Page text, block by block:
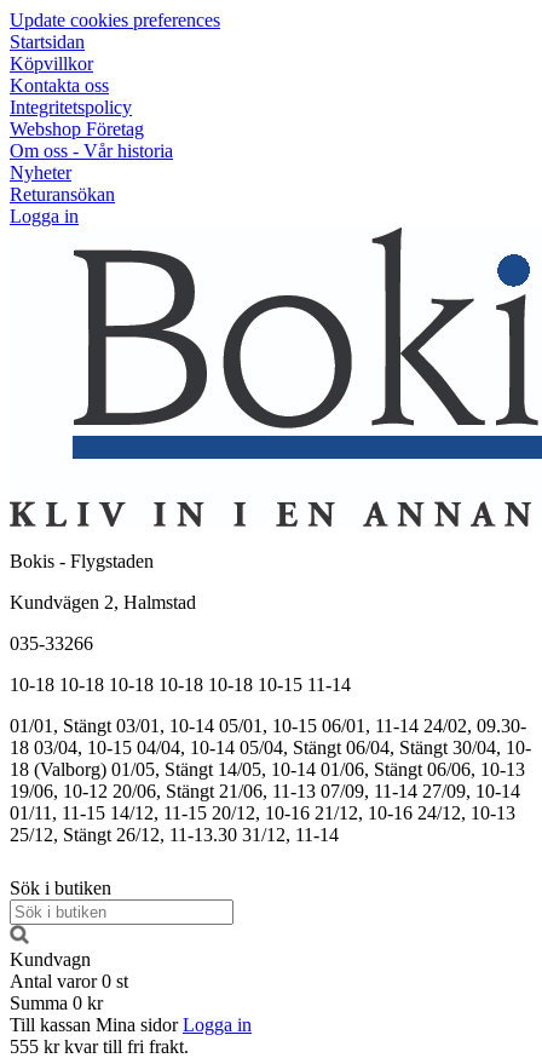
Update cookies preferences
Startsidan
Köpvillkor
Kontakta oss
Integritetspolicy
Webshop Företag
Om oss - Vår historia
Nyheter
Returansökan
Logga in
Bokis - Flygstaden
Kundvägen 2, Halmstad
035-33266
10-18 10-18 10-18 10-18 10-18 10-15 11-14
01/01, Stängt 03/01, 10-14 05/01, 10-15 06/01, 11-14 24/02, 09.30-
18 03/04, 10-15 04/04, 10-14 05/04, Stängt 06/04, Stängt 30/04, 10-
18 (Valborg) 01/05, Stängt 14/05, 10-14 01/06, Stängt 06/06, 10-13
19/06, 10-12 20/06, Stängt 21/06, 11-13 07/09, 11-14 27/09, 10-14
01/11, 11-15 14/12, 11-15 20/12, 10-16 21/12, 10-16 24/12, 10-13
25/12, Stängt 26/12, 11-13.30 31/12, 11-14
Sök i butiken
Kundvagn
Antal varor 0 st
Summa 0 kr
Till kassan Mina sidor Logga in
555 kr kvar till fri frakt.